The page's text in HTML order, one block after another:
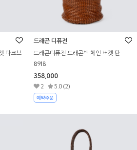
다크브
드래곤 디퓨전
드래곤디퓨전 드래곤백 체인 버켓 탄
8918
358,000
2 5.0 (2)